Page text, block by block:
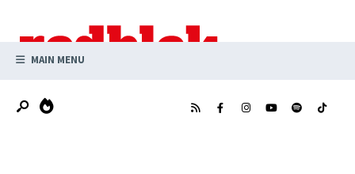
contentMAIN MENU